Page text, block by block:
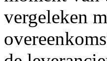
vergeleken